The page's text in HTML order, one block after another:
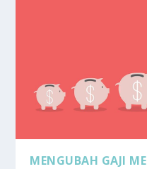
MENGUBAH GAJI